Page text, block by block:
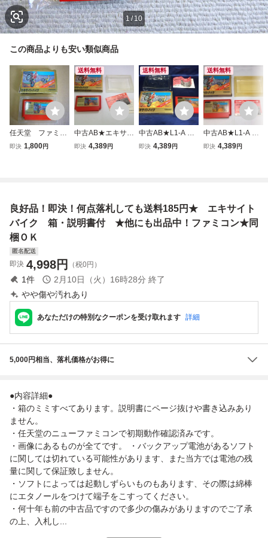
1 / 10
この商品よりも安い類似商品
任天堂 ファミリ
ーコンピュータ
即決 1,800円
送料無料
中古AB★エキサイ
トバイク★ファミ
即決 4,389円
送料無料
中古AB★L1-A エ
キサイトバイク★
即決 4,389円
送料無料
中古AB★L1-A エ
キサイトバイク★
即決 4,389円
良好品！即決！何点落札しても送料185円★ エキサイト
バイク 箱・説明書付 ★他にも出品中！ファミコン★同
梱ＯＫ
匿名配送
即決 4,998円 （税0円）
1件 2月10日（火）16時28分 終了
やや傷や汚れあり
あなただけの特別なクーポンを受け取れます 詳細
5,000円相当、落札価格がお得に
●内容詳細●
・箱のミミすべてあります。説明書にページ抜けや書き込みあり
ません。
・任天堂のニューファミコンで初期動作確認済みです。
・画像にあるものが全てです。 ・バックアップ電池があるソフト
に関しては切れている可能性があります、また当方では電池の残
量に関して保証致しません。
・ソフトによっては起動しずらいものもあります、その際は綿棒
にエタノールをつけて端子をこすってください。
・何十年も前の中古品ですので多少の傷みがありますのでご了承
の上、入札し...